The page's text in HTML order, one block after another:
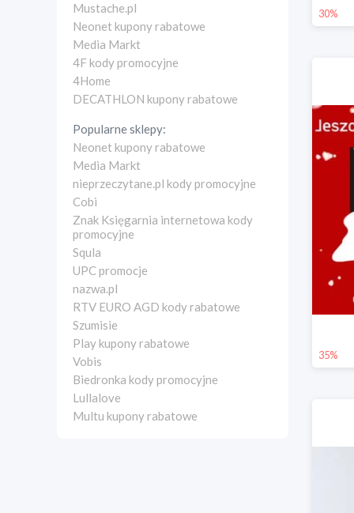
Mustache.pl
Neonet kupony rabatowe
Media Markt
4F kody promocyjne
4Home
DECATHLON kupony rabatowe
Popularne sklepy:
Neonet kupony rabatowe
Media Markt
nieprzeczytane.pl kody promocyjne
Cobi
Znak Księgarnia internetowa kody
promocyjne
Squla
UPC promocje
nazwa.pl
RTV EURO AGD kody rabatowe
Szumisie
Play kupony rabatowe
Vobis
Biedronka kody promocyjne
Lullalove
Multu kupony rabatowe
30%
35%